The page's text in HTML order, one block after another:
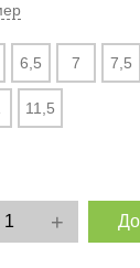
6,5 7 7,5
11,5
+